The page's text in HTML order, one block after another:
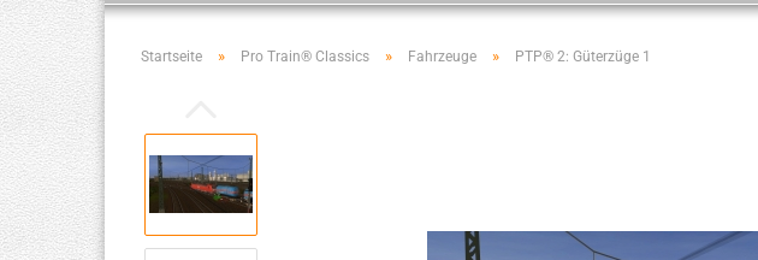
Startseite » Pro Train® Classics » Fahrzeuge » PTP® 2: Güterzüge 1